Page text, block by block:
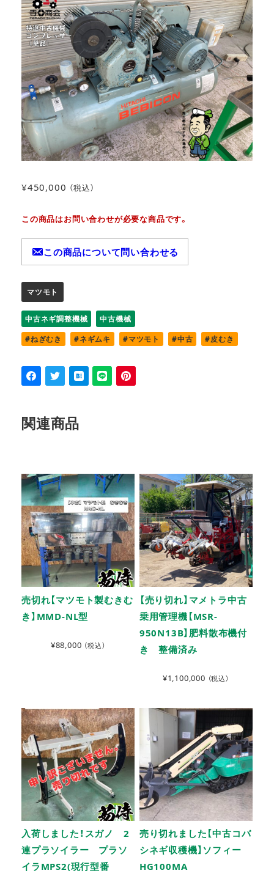
¥450,000 （税込）
この商品はお問い合わせが必要な商品です。
この商品について問い合わせる
マツモト
中古ネギ調整機械
中古機械
ねぎむき
ネギムキ マツモト 中古 皮むき
関連商品
売切れ【マツモト製むきむ
き】MMD-NL型
¥88,000 （税込）
【売り切れ】マメトラ中古
乗用管理機【MSR-
950N13B】肥料散布機付
き 整備済み
¥1,100,000 （税込）
入荷しました！スガノ 2
連プラソイラー プラソ
イラMPS2(現行型番
売り切れました【中古コバ
シネギ収穫機】ソフィー
HG100MA